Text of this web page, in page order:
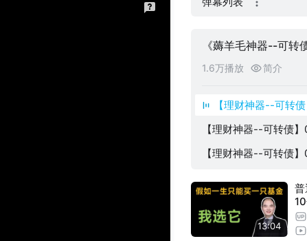
《薅羊毛神器--可转
1.6万播放
简介
【理财神器--可转
收益，下可保底、上
【理财神器--可转债
频实操
【理财神器--可转债
13:04
普